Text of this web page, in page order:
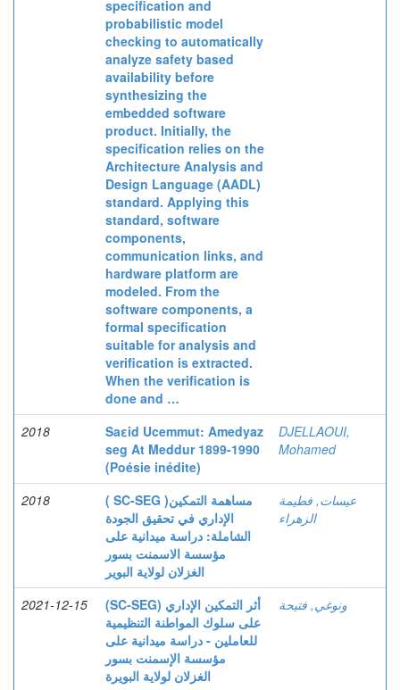
specification and
probabilistic model
checking to automatically
analyze safety based
availability before
synthesizing the
embedded software
product. Initially, the
specification relies on the
Architecture Analysis and
Design Language (AADL)
standard. Applying this
standard, software
components,
communication links, and
hardware platform are
modeled. From the
software components, a
formal specification
suitable for analysis and
verification is extracted.
When the verification is
done and …
2018
Saεid Ucemmut: Amedyaz
seg At Meddur 1899-1990
(Poésie inédite)
DJELLAOUI,
Mohamed
2018
( SC-SEG )مساهمة التمكين
الإداري في تحقيق الجودة
الشاملة: دراسة ميدانية على
مؤسسة الاسمنت بسور
الغزلان لولاية البوير
عيسات, فطيمة
الزهراء
2021-12-15
(SC-SEG) أثر التمكين الإداري
على سلوك المواطنة التنظيمية
للعاملين - دراسة ميدانية على
مؤسسة الإسمنت بسور
الغزلان لولاية البويرة
ونوغي, فتيحة